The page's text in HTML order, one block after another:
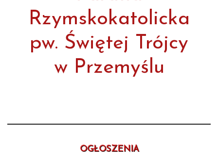
Rzymskokatolicka
pw. Świętej Trójcy
w Przemyślu
OGŁOSZENIA